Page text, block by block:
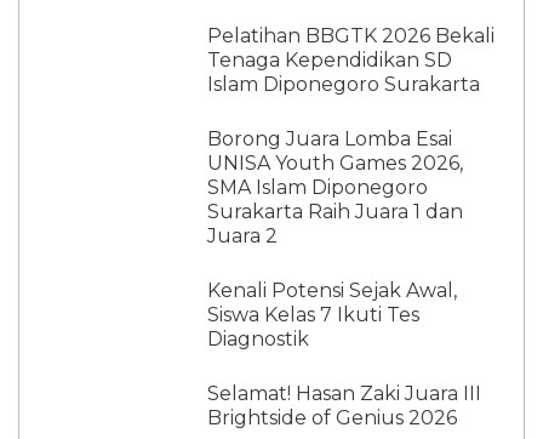
Pelatihan BBGTK 2026 Bekali
Tenaga Kependidikan SD
Islam Diponegoro Surakarta
Borong Juara Lomba Esai
UNISA Youth Games 2026,
SMA Islam Diponegoro
Surakarta Raih Juara 1 dan
Juara 2
Kenali Potensi Sejak Awal,
Siswa Kelas 7 Ikuti Tes
Diagnostik
Selamat! Hasan Zaki Juara III
Brightside of Genius 2026